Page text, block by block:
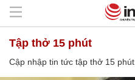
tập thở 15 phút
Cập nhập tin tức tập thở 15 phút